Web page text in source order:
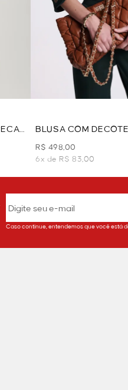
BLUSA COM
VERDE
R$ 498,00
6x de R$ 83,00
Caso continue, entendemos que você está